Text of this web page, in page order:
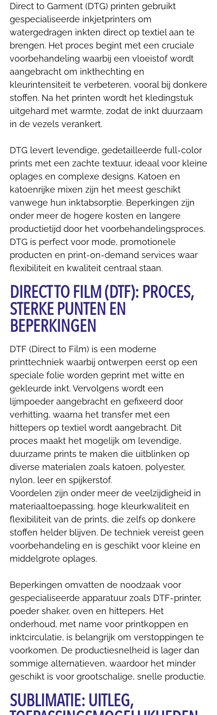
Direct to Garment (DTG) printen gebruikt
gespecialiseerde inkjetprinters om
watergedragen inkten direct op textiel aan te
brengen. Het proces begint met een cruciale
voorbehandeling waarbij een vloeistof wordt
aangebracht om inkthechting en
kleurintensiteit te verbeteren, vooral bij donkere
stoffen. Na het printen wordt het kledingstuk
uitgehard met warmte, zodat de inkt duurzaam
in de vezels verankert.
DTG levert levendige, gedetailleerde full-color
prints met een zachte textuur, ideaal voor kleine
oplages en complexe designs. Katoen en
katoenrijke mixen zijn het meest geschikt
vanwege hun inktabsorptie. Beperkingen zijn
onder meer de hogere kosten en langere
productietijd door het voorbehandelingsproces.
DTG is perfect voor mode, promotionele
producten en print-on-demand services waar
flexibiliteit en kwaliteit centraal staan.
DIRECT TO FILM (DTF): PROCES,
STERKE PUNTEN EN
BEPERKINGEN
DTF (Direct to Film) is een moderne
printtechniek waarbij ontwerpen eerst op een
speciale folie worden geprint met witte en
gekleurde inkt. Vervolgens wordt een
lijmpoeder aangebracht en gefixeerd door
verhitting, waarna het transfer met een
hittepers op textiel wordt aangebracht. Dit
proces maakt het mogelijk om levendige,
duurzame prints te maken die uitblinken op
diverse materialen zoals katoen, polyester,
nylon, leer en spijkerstof.
Voordelen zijn onder meer de veelzijdigheid in
materiaaltoepassing, hoge kleurkwaliteit en
flexibiliteit van de prints, die zelfs op donkere
stoffen helder blijven. De techniek vereist geen
voorbehandeling en is geschikt voor kleine en
middelgrote oplages.
Beperkingen omvatten de noodzaak voor
gespecialiseerde apparatuur zoals DTF-printer,
poeder shaker, oven en hittepers. Het
onderhoud, met name voor printkoppen en
inktcirculatie, is belangrijk om verstoppingen te
voorkomen. De productiesnelheid is lager dan
sommige alternatieven, waardoor het minder
geschikt is voor grootschalige, snelle productie.
SUBLIMATIE: UITLEG,